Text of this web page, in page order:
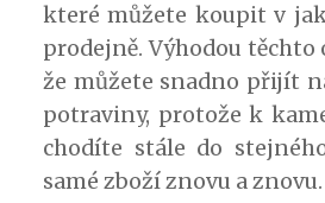
které můžete koupit v
prodejně. Výhodou těchto
že můžete snadno přijít
potraviny, protože k
chodíte stále do
samé zboží znovu a znovu.